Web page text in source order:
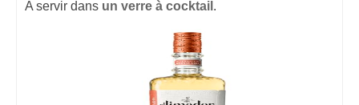
A servir dans un verre à cocktail .